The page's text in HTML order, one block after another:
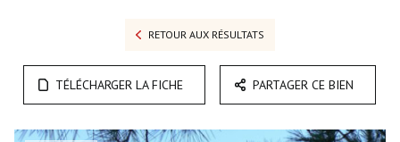
RETOUR AUX RÉSULTATS
TÉLÉCHARGER LA FICHE PARTAGER CE BIEN